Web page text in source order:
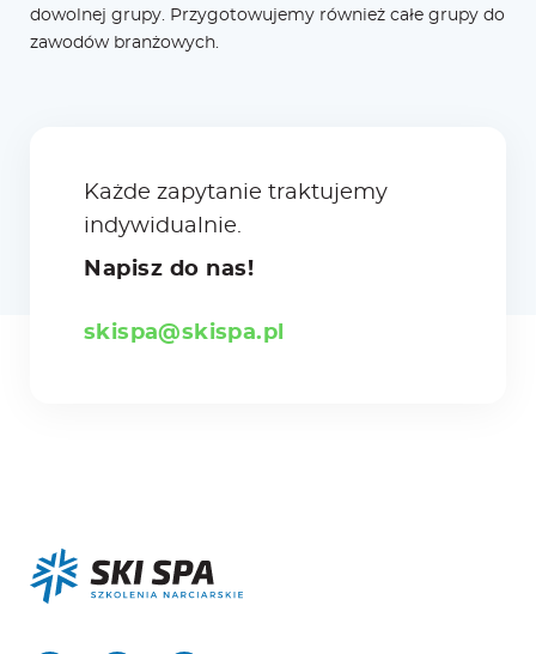
dowolnej grupy. Przygotowujemy również całe grupy do
zawodów branżowych.
Każde zapytanie traktujemy
indywidualnie.
Napisz do nas!
skispa@skispa.pl